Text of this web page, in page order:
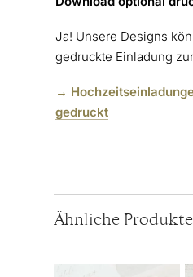
Ja! Unsere Designs
gedruckte Einladung
→
gedruckt
Ähnliche Produkte